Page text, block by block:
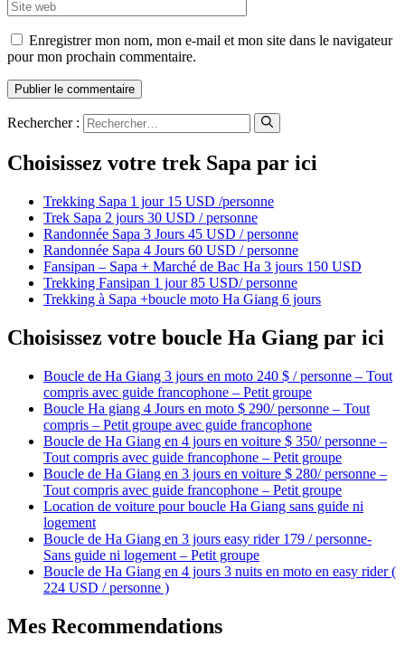
Enregistrer mon nom, mon e-mail et mon site dans le navigateur
pour mon prochain commentaire.
Rechercher :
Choisissez votre trek Sapa par ici
Trekking Sapa 1 jour 15 USD /personne
Trek Sapa 2 jours 30 USD / personne
Randonnée Sapa 3 Jours 45 USD / personne
Randonnée Sapa 4 Jours 60 USD / personne
Fansipan – Sapa + Marché de Bac Ha 3 jours 150 USD
Trekking Fansipan 1 jour 85 USD/ personne
Trekking à Sapa +boucle moto Ha Giang 6 jours
Choisissez votre boucle Ha Giang par ici
Boucle de Ha Giang 3 jours en moto 240 $ / personne – Tout
compris avec guide francophone – Petit groupe
Boucle Ha giang 4 Jours en moto $ 290/ personne – Tout
compris – Petit groupe avec guide francophone
Boucle de Ha Giang en 4 jours en voiture $ 350/ personne –
Tout compris avec guide francophone – Petit groupe
Boucle de Ha Giang en 3 jours en voiture $ 280/ personne –
Tout compris avec guide francophone – Petit groupe
Location de voiture pour boucle Ha Giang sans guide ni
logement
Boucle de Ha Giang en 3 jours easy rider 179 / personne-
Sans guide ni logement – Petit groupe
Boucle de Ha Giang en 4 jours 3 nuits en moto en easy rider (
224 USD / personne )
Mes Recommendations